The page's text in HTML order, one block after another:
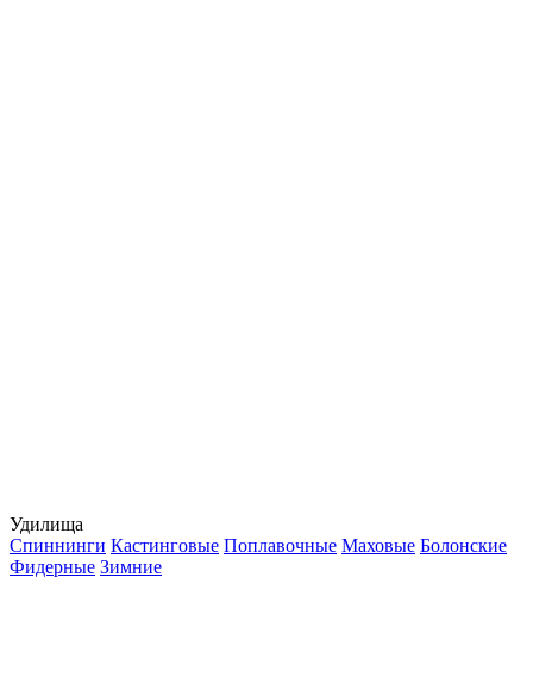
Удилища
Спиннинги Кастинговые Поплавочные Маховые Болонские
Фидерные Зимние